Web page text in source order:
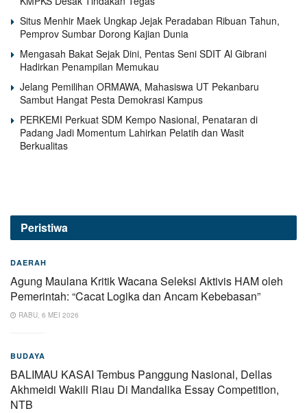
Situs Menhir Maek Ungkap Jejak Peradaban Ribuan Tahun,
Pemprov Sumbar Dorong Kajian Dunia
Mengasah Bakat Sejak Dini, Pentas Seni SDIT Al Gibrani
Hadirkan Penampilan Memukau
Jelang Pemilihan ORMAWA, Mahasiswa UT Pekanbaru
Sambut Hangat Pesta Demokrasi Kampus
PERKEMI Perkuat SDM Kempo Nasional, Penataran di
Padang Jadi Momentum Lahirkan Pelatih dan Wasit
Berkualitas
Peristiwa
DAERAH
Agung Maulana Kritik Wacana Seleksi Aktivis HAM oleh
Pemerintah: “Cacat Logika dan Ancam Kebebasan”
RABU, 6 MEI 2026
BUDAYA
BALIMAU KASAI Tembus Panggung Nasional, Dellas
Akhmeidi Wakili Riau Di Mandalika Essay Competition,
NTB